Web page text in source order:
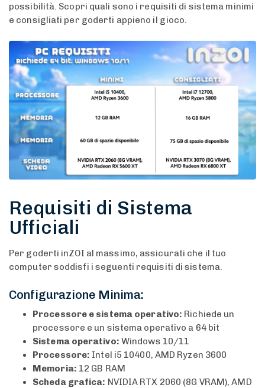
possibilità. Scopri quali sono i requisiti di sistema minimi
e consigliati per goderti appieno il gioco.
Requisiti di Sistema
Ufficiali
Per goderti inZOI al massimo, assicurati che il tuo
computer soddisfi i seguenti requisiti di sistema.
Configurazione Minima:
Processore e sistema operativo: Richiede un
processore e un sistema operativo a 64 bit
Sistema operativo: Windows 10/11
Processore: Intel i5 10400, AMD Ryzen 3600
Memoria: 12 GB RAM
Scheda grafica: NVIDIA RTX 2060 (8G VRAM), AMD